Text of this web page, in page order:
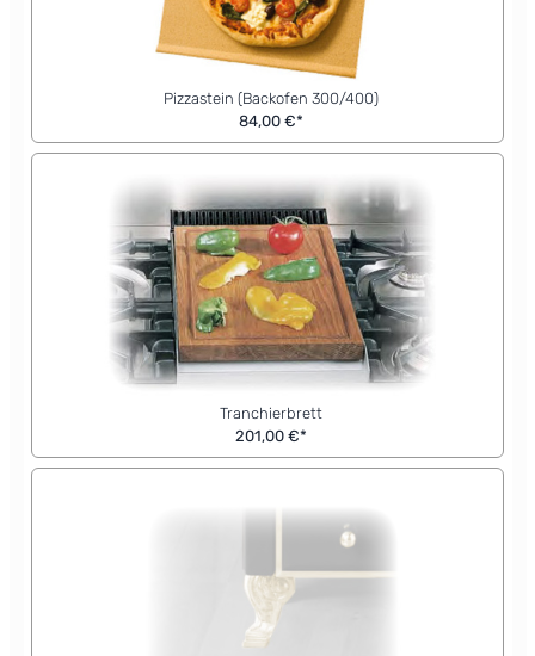
Pizzastein (Backofen 300/400)
84,00 €*
Tranchierbrett
201,00 €*